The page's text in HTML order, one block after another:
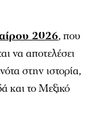
2026, που
να αποτελέσει
στην ιστορία,
και το Μεξικό